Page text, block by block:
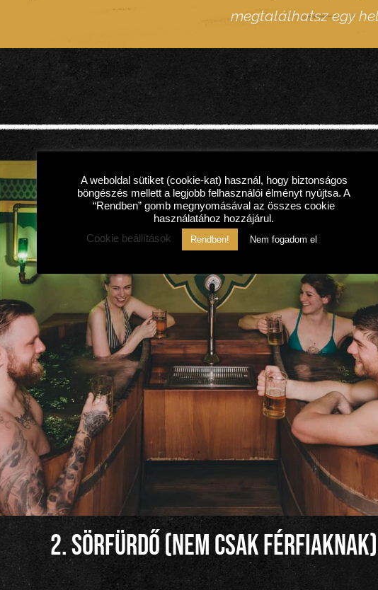
megtalálhatsz egy
2. Sörfürdő (nem csak férfiaknak)
A weboldal sütiket (cookie-kat) használ, hogy biztonságos
böngészés mellett a legjobb felhasználói élményt nyújtsa. A
“Rendben” gomb megnyomásával az összes cookie
használatához hozzájárul.
Cookie beállítások Rendben! Nem fogadom el